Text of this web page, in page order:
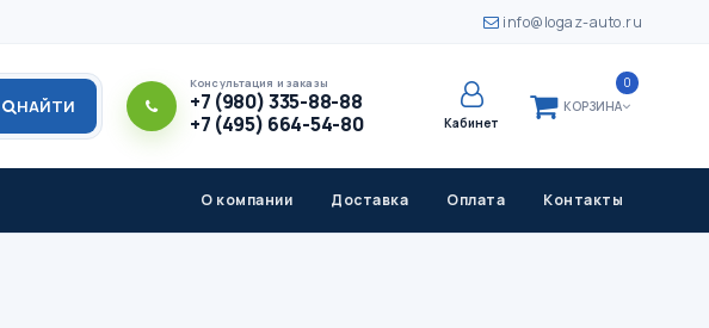
info@logaz-auto.ru
НАЙТИ
Консультация и заказы
+7 (980) 335-88-88
+7 (495) 664-54-80
Кабинет
КОРЗИНА
0
О компании Доставка Оплата Контакты